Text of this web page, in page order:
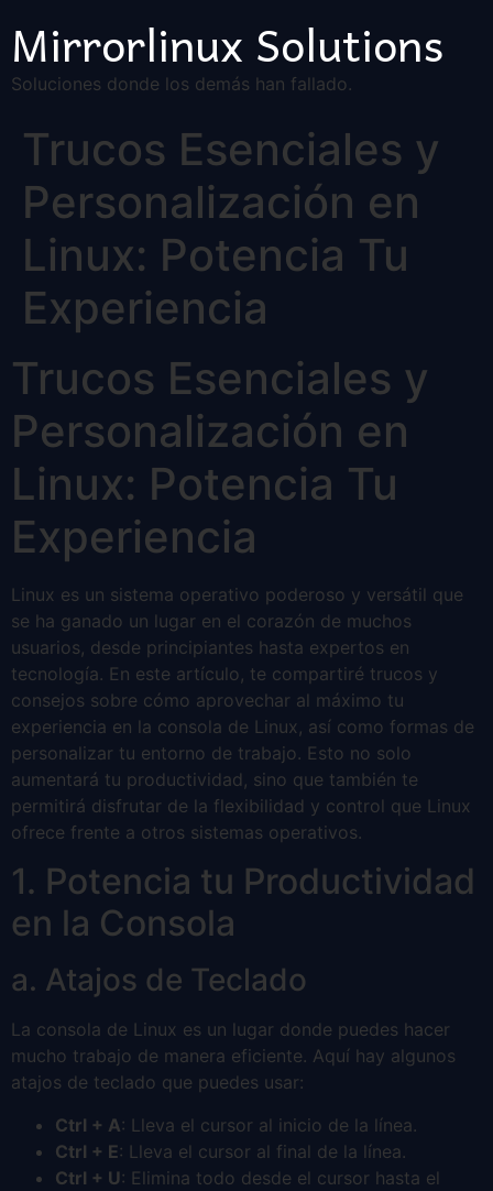
Mirrorlinux Solutions
Soluciones donde los demás han fallado.
Trucos Esenciales y
Personalización en
Linux: Potencia Tu
Experiencia
Trucos Esenciales y
Personalización en
Linux: Potencia Tu
Experiencia
Linux es un sistema operativo poderoso y versátil que
se ha ganado un lugar en el corazón de muchos
usuarios, desde principiantes hasta expertos en
tecnología. En este artículo, te compartiré trucos y
consejos sobre cómo aprovechar al máximo tu
experiencia en la consola de Linux, así como formas de
personalizar tu entorno de trabajo. Esto no solo
aumentará tu productividad, sino que también te
permitirá disfrutar de la flexibilidad y control que Linux
ofrece frente a otros sistemas operativos.
1. Potencia tu Productividad
en la Consola
a. Atajos de Teclado
La consola de Linux es un lugar donde puedes hacer
mucho trabajo de manera eficiente. Aquí hay algunos
atajos de teclado que puedes usar:
Ctrl + A: Lleva el cursor al inicio de la línea.
Ctrl + E: Lleva el cursor al final de la línea.
Ctrl + U: Elimina todo desde el cursor hasta el